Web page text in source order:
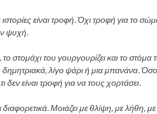
ιστορίες είναι τροφή. Όχι τροφή για
ψυχή.
στομάχι του γουργουρίζει και το
λίγο ψάρι ή μια μπανάνα.
είναι τροφή για να τους χορτάσει.
διαφορετικά. Μοιάζει με θλίψη, με